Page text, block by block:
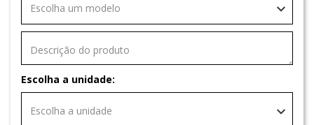
Escolha um modelo
Escolha a unidade:
Escolha a unidade